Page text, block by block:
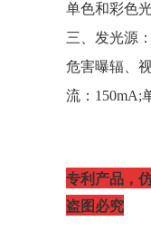
单色和彩色
三、发光源 ：
危害曝辐、
流： 150mA;
专利产品，
盗图必究